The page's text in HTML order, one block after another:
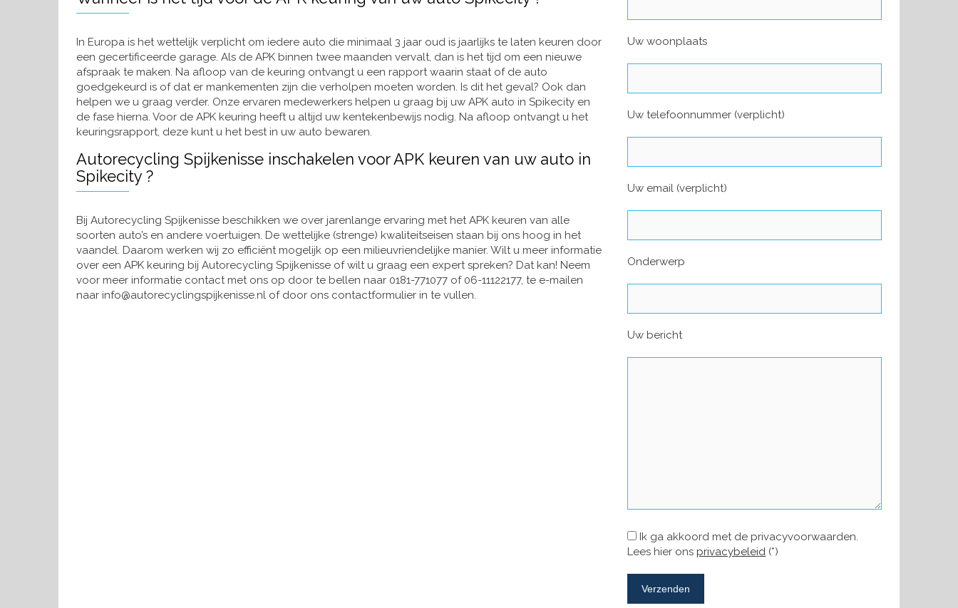
In Europa is het wettelijk verplicht om iedere auto die minimaal 3 jaar oud is jaarlijks te laten keuren door
een gecertificeerde garage. Als de APK binnen twee maanden vervalt, dan is het tijd om een nieuwe
afspraak te maken. Na afloop van de keuring ontvangt u een rapport waarin staat of de auto
goedgekeurd is of dat er mankementen zijn die verholpen moeten worden. Is dit het geval? Ook dan
helpen we u graag verder. Onze ervaren medewerkers helpen u graag bij uw APK auto in Spikecity en
de fase hierna. Voor de APK keuring heeft u altijd uw kentekenbewijs nodig. Na afloop ontvangt u het
keuringsrapport, deze kunt u het best in uw auto bewaren.
Autorecycling Spijkenisse inschakelen voor APK keuren van uw auto in
Spikecity ?
Bij Autorecycling Spijkenisse beschikken we over jarenlange ervaring met het APK keuren van alle
soorten auto’s en andere voertuigen. De wettelijke (strenge) kwaliteitseisen staan bij ons hoog in het
vaandel. Daarom werken wij zo efficiënt mogelijk op een milieuvriendelijke manier. Wilt u meer informatie
over een APK keuring bij Autorecycling Spijkenisse of wilt u graag een expert spreken? Dat kan! Neem
voor meer informatie contact met ons op door te bellen naar 0181-771077 of 06-11122177, te e-mailen
naar info@autorecyclingspijkenisse.nl of door ons contactformulier in te vullen.
Uw woonplaats
Uw telefoonnummer (verplicht)
Uw email (verplicht)
Onderwerp
Uw bericht
Ik ga akkoord met de privacyvoorwaarden.
Lees hier ons privacybeleid (*)